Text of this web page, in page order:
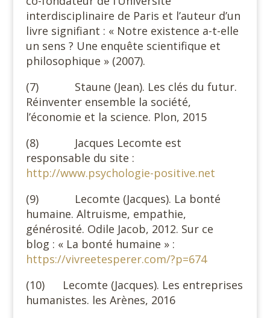
interdisciplinaire de Paris et l’auteur d’un
livre signifiant : « Notre existence a-t-elle
un sens ? Une enquête scientifique et
philosophique » (2007).
(7) Staune (Jean). Les clés du futur.
Réinventer ensemble la société,
l’économie et la science. Plon, 2015
(8) Jacques Lecomte est
responsable du site :
http://www.psychologie-positive.net
(9) Lecomte (Jacques). La bonté
humaine. Altruisme, empathie,
générosité. Odile Jacob, 2012. Sur ce
blog : « La bonté humaine » :
https://vivreetesperer.com/?p=674
(10) Lecomte (Jacques). Les entreprises
humanistes. les Arènes, 2016